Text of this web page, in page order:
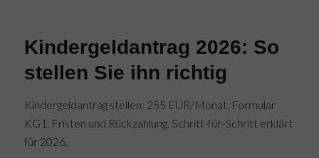
Kindergeldantrag 2026: So
stellen Sie ihn richtig
Kindergeldantrag stellen: 255 EUR/Monat, Formular
KG1, Fristen und Rückzahlung. Schritt-für-Schritt erklärt
für 2026.